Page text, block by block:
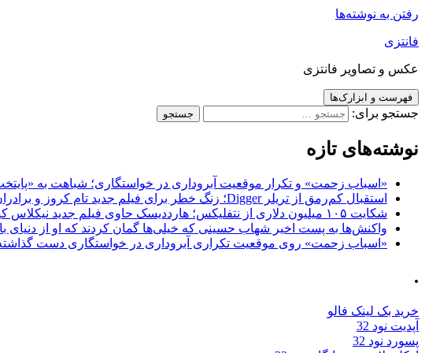
رفتن به نوشته‌ها
فانتزی
عکس و تصاویر فانتزی
فهرست و ابزارک‌ها
جستجو برای:
نوشته‌های تازه
«اسباب زحمت» و تکرار موقعیت آبروداری در خواستگاری؛ شباهت به «پایتخت7» و چرخش بر مدار
استقبال کم‌رمق از تریلر Digger؛ زنگ خطر برای فیلم جدید تام کروز و برادران وارنر
شکایت ۱۰۵ میلیون دلاری از نتفلیکس؛ هارددیسک حاوی فیلم جدید نیکلاس کیج به سرقت رفت
واکنش‌ها به پست اخیر شهاب حسینی که خیلی‌ها گمان کردند که او از
«اسباب زحمت» روی موقعیت تکراری آبروداری در خواستگاری دست گذاشته دقیقا مثل
.
خرید بک لینک فالو
آپدیت نود 32
پسورد نود 32